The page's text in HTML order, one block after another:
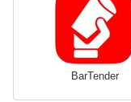
BarTender